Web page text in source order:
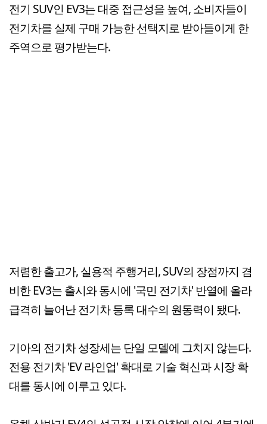
전기 SUV인 EV3는 대중 접근성을 높여, 소비자들이
전기차를 실제 구매 가능한 선택지로 받아들이게 한
주역으로 평가받는다.
저렴한 출고가, 실용적 주행거리, SUV의 장점까지 겸
비한 EV3는 출시와 동시에 '국민 전기차' 반열에 올라
급격히 늘어난 전기차 등록 대수의 원동력이 됐다.
기아의 전기차 성장세는 단일 모델에 그치지 않는다.
전용 전기차 'EV 라인업' 확대로 기술 혁신과 시장 확
대를 동시에 이루고 있다.